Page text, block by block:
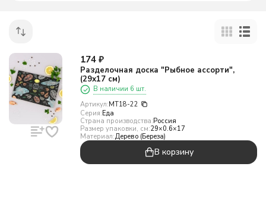
174 ₽
Разделочная доска "Рыбное ассорти",
(29х17 см)
В наличии 6 шт.
Артикул:МТ18-22
Серия:Еда
Страна производства:Россия
Размер упаковки, см:29×0.6×17
Материал:Дерево (Береза)
В корзину